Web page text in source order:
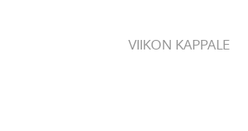
VIIKON KAPPALE